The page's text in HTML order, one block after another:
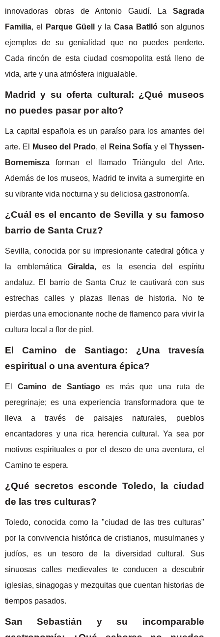
innovadoras obras de Antonio Gaudí. La Sagrada
Familia, el Parque Güell y la Casa Batllóson algunos
ejemplos de su genialidad que no puedes perderte.
Cada rincón de esta ciudad cosmopolita está lleno de
vida, arte y una atmósfera inigualable.
Madrid y su oferta cultural: ¿Qué museos
no puedes pasar por alto?
La capital española es un paraíso para los amantes del
arte. El
Museo del Prado, el Reina Sofía y el Thyssen-
Bornemisza forman el llamado Triángulo del Arte.
Además de los museos, Madrid te invita a sumergirte en
su vibrante vida nocturna y su deliciosa gastronomía.
¿Cuál es el encanto de Sevilla y su famoso
barrio de Santa Cruz?
Sevilla, conocida por su impresionante catedral gótica y
la emblemática Giralda, es la esencia del espíritu
andaluz. El barrio de Santa Cruz te cautivará con sus
estrechas calles y plazas llenas de historia. No te
pierdas una emocionante noche de flamenco para vivir la
cultura local a flor de piel.
El Camino de Santiago: ¿Una travesía
espiritual o una aventura épica?
El Camino de Santiagoes más que una ruta de
peregrinaje; es una experiencia transformadora que te
lleva a través de paisajes naturales, pueblos
encantadores y una rica herencia cultural. Ya sea por
motivos espirituales o por el deseo de una aventura, el
Camino te espera.
¿Qué secretos esconde Toledo, la ciudad
de las tres culturas?
Toledo, conocida como la "ciudad de las tres culturas"
por la convivencia histórica de cristianos, musulmanes y
judíos, es un tesoro de la diversidad cultural. Sus
sinuosas calles medievales te conducen a descubrir
iglesias, sinagogas y mezquitas que cuentan historias de
tiempos pasados.
San Sebastián y su incomparable